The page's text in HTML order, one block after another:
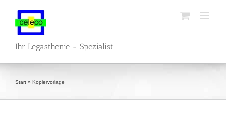
springen
Ihr Legasthenie - Spezialist
Start » Kopiervorlage